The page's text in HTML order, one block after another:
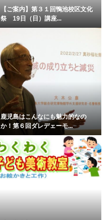
【ご案内】第３１回鴨池校区文化
祭 19日（日）講座...
鹿児島はこんなにも魅力的なの
か！第６回ダレデェーモ...